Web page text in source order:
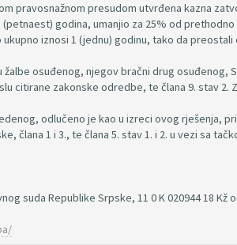
pravosnažnom presudom utvrđena kazna
(petnaest) godina, umanjio za 25% od
iznosi 1 (jednu) godinu, tako da
žalbe osuđenog, njegov bračni drug osuđenog,
citirane zakonske odredbe, te člana 9. stav 2.
odlučeno je kao u izreci ovog rješenja,
člana 1 i 3., te člana 5. stav 1. i 2. u vezi sa
suda Republike Srpske, 11 0 K 020944 18 Kž